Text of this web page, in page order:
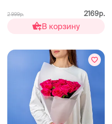
2 999р. 2169р.
В корзину